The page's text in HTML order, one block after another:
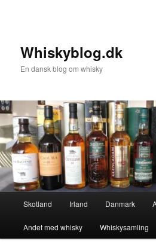
Whiskyblog.dk
En dansk blog om whisky
Skotland Irland Danmark
Andet med whisky Whiskysamling